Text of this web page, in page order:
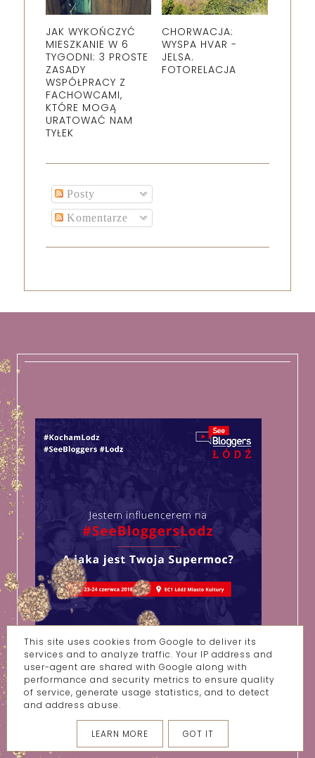
JAK WYKOŃCZYĆ
MIESZKANIE W 6
TYGODNI: 3 PROSTE
ZASADY
WSPÓŁPRACY Z
FACHOWCAMI,
KTÓRE MOGĄ
URATOWAĆ NAM
TYŁEK
CHORWACJA:
WYSPA HVAR -
JELSA.
FOTORELACJA
Posty
Komentarze
ŁĄCZNA LICZBA WYŚWIETLEŃ
2 8 8 7 0 4 7
This site uses cookies from Google to deliver its
services and to analyze traffic. Your IP address and
user-agent are shared with Google along with
performance and security metrics to ensure quality
of service, generate usage statistics, and to detect
and address abuse.
LEARN MORE GOT IT